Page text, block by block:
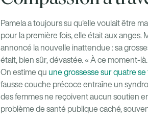
Pamela a toujours su qu'elle voulait être
pour la première fois, elle était aux anges.
annoncé la nouvelle inattendue : sa
était, bien sûr, dévastée. « À ce moment-
On estime qu une grossesse sur quatre
fausse couche précoce entraîne un
des femmes ne reçoivent aucun soutien
problème de santé publique caché,